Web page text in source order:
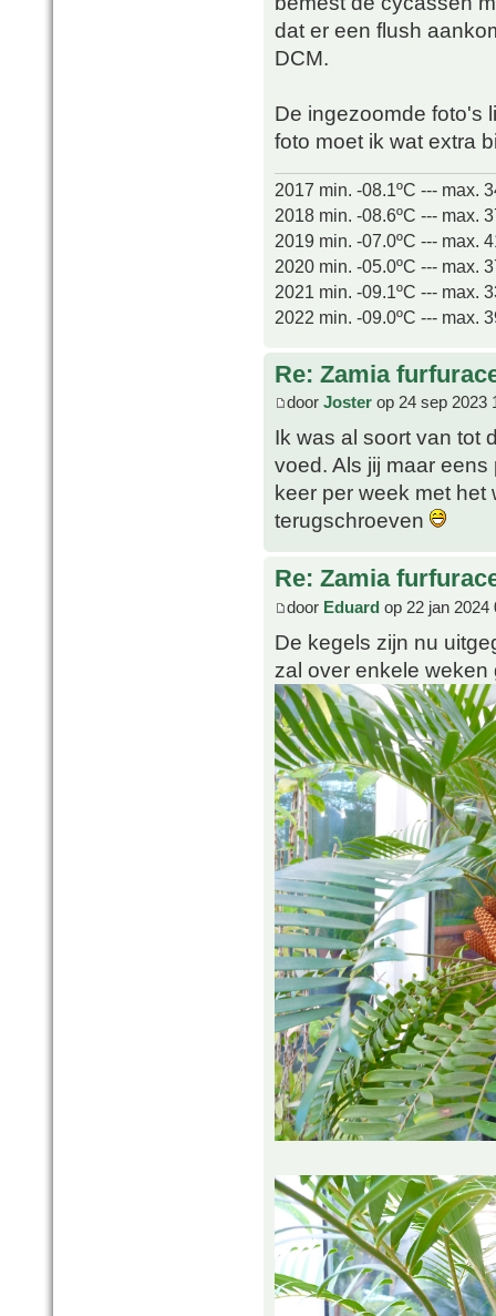
dat er een flush
DCM.
De ingezoomde foto's
foto moet ik wat extra
2017 min. -08.1ºC --- max.
2018 min. -08.6ºC --- max.
2019 min. -07.0ºC --- max.
2020 min. -05.0ºC --- max.
2021 min. -09.1ºC --- max.
2022 min. -09.0ºC --- max.
Re: Zamia
door Joster op 24 sep 2023
Ik was al soort van tot
voed. Als jij maar
keer per week met het
terugschroeven
Re: Zamia
door Eduard op 22 jan 2024
De kegels zijn nu
zal over enkele